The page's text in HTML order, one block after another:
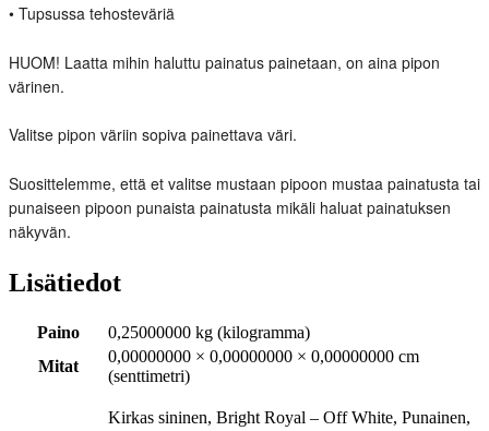
• Tupsussa tehosteväriä
HUOM! Laatta mihin haluttu painatus painetaan, on aina pipon
värinen.
Valitse pipon väriin sopiva painettava väri.
Suosittelemme, että et valitse mustaan pipoon mustaa painatusta tai
punaiseen pipoon punaista painatusta mikäli haluat painatuksen
näkyvän.
Lisätiedot
Paino
0,25000000 kg (kilogramma)
Mitat
0,00000000 × 0,00000000 × 0,00000000 cm
(senttimetri)
Kirkas sininen, Bright Royal – Off White, Punainen,